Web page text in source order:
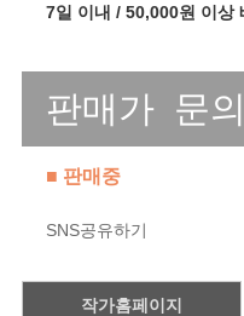
7일 이내 / 50,000원 이상
판매가 문
■ 판매중
SNS공유하기
작가홈페이지